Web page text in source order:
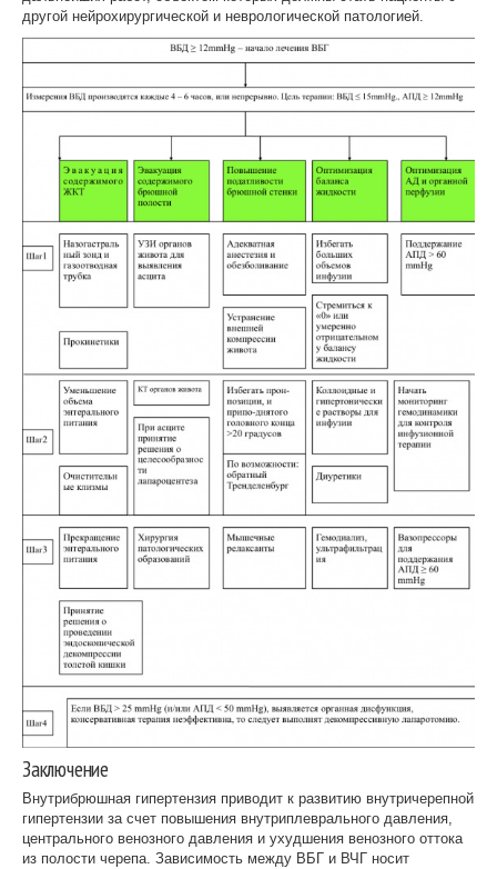
другой нейрохирургической и неврологической патологией.
Заключение
Внутрибрюшная гипертензия приводит к развитию внутричерепной
гипертензии за счет повышения внутриплеврального давления,
центрального венозного давления и ухудшения венозного оттока
из полости черепа. Зависимость между ВБГ и ВЧГ носит